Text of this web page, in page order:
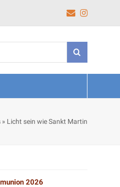
E-
Mail
suche
» Licht sein wie Sankt Martin
2026